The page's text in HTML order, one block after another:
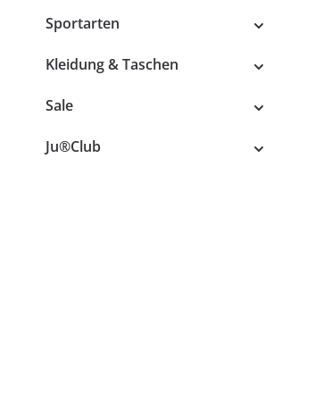
Sportarten
Kleidung & Taschen
Sale
Ju®Club